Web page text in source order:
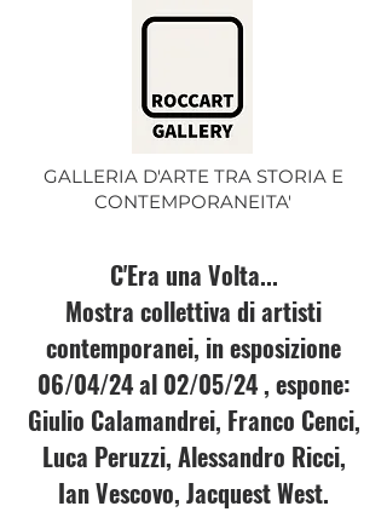
GALLERIA D'ARTE TRA STORIA E
CONTEMPORANEITA'
C'Era una Volta...
Mostra collettiva di artisti
contemporanei, in esposizione
06/04/24 al 02/05/24 , espone:
Giulio Calamandrei, Franco Cenci,
Luca Peruzzi, Alessandro Ricci,
Ian Vescovo, Jacquest West.